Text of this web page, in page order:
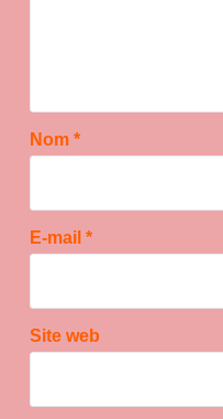
Nom *
E-mail *
Site web